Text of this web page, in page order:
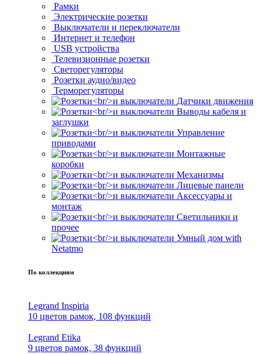
Рамки
Электрические розетки
Выключатели и переключатели
Интернет и телефон
USB устройства
Телевизионные розетки
Светорегуляторы
Розетки аудио/видео
Терморегуляторы
Датчики движения
Выводы кабеля и
заглушки
Управление
приводами
Монтажные
коробки
Механизмы
Лицевые панели
Аксессуары и
монтаж
Светильники и
прочее
Умный дом with
Netatmo
По коллекциям
Legrand Inspiria
10 цветов рамок, 108 функций
Legrand Etika
9 цветов рамок, 38 функций